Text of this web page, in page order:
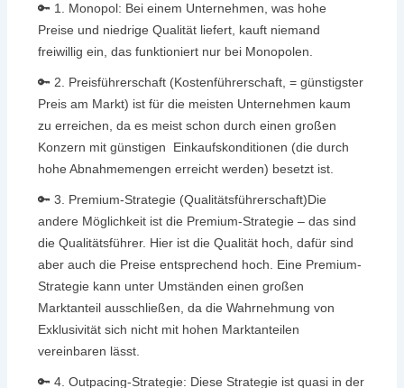
🔑 1. Monopol: Bei einem Unternehmen, was hohe
Preise und niedrige Qualität liefert, kauft niemand
freiwillig ein, das funktioniert nur bei Monopolen.
🔑 2. Preisführerschaft (Kostenführerschaft, = günstigster
Preis am Markt) ist für die meisten Unternehmen kaum
zu erreichen, da es meist schon durch einen großen
Konzern mit günstigen Einkaufskonditionen (die durch
hohe Abnahmemengen erreicht werden) besetzt ist.
🔑 3. Premium-Strategie (Qualitätsführerschaft)Die
andere Möglichkeit ist die Premium-Strategie – das sind
die Qualitätsführer. Hier ist die Qualität hoch, dafür sind
aber auch die Preise entsprechend hoch. Eine Premium-
Strategie kann unter Umständen einen großen
Marktanteil ausschließen, da die Wahrnehmung von
Exklusivität sich nicht mit hohen Marktanteilen
vereinbaren lässt.
🔑 4. Outpacing-Strategie: Diese Strategie ist quasi in der